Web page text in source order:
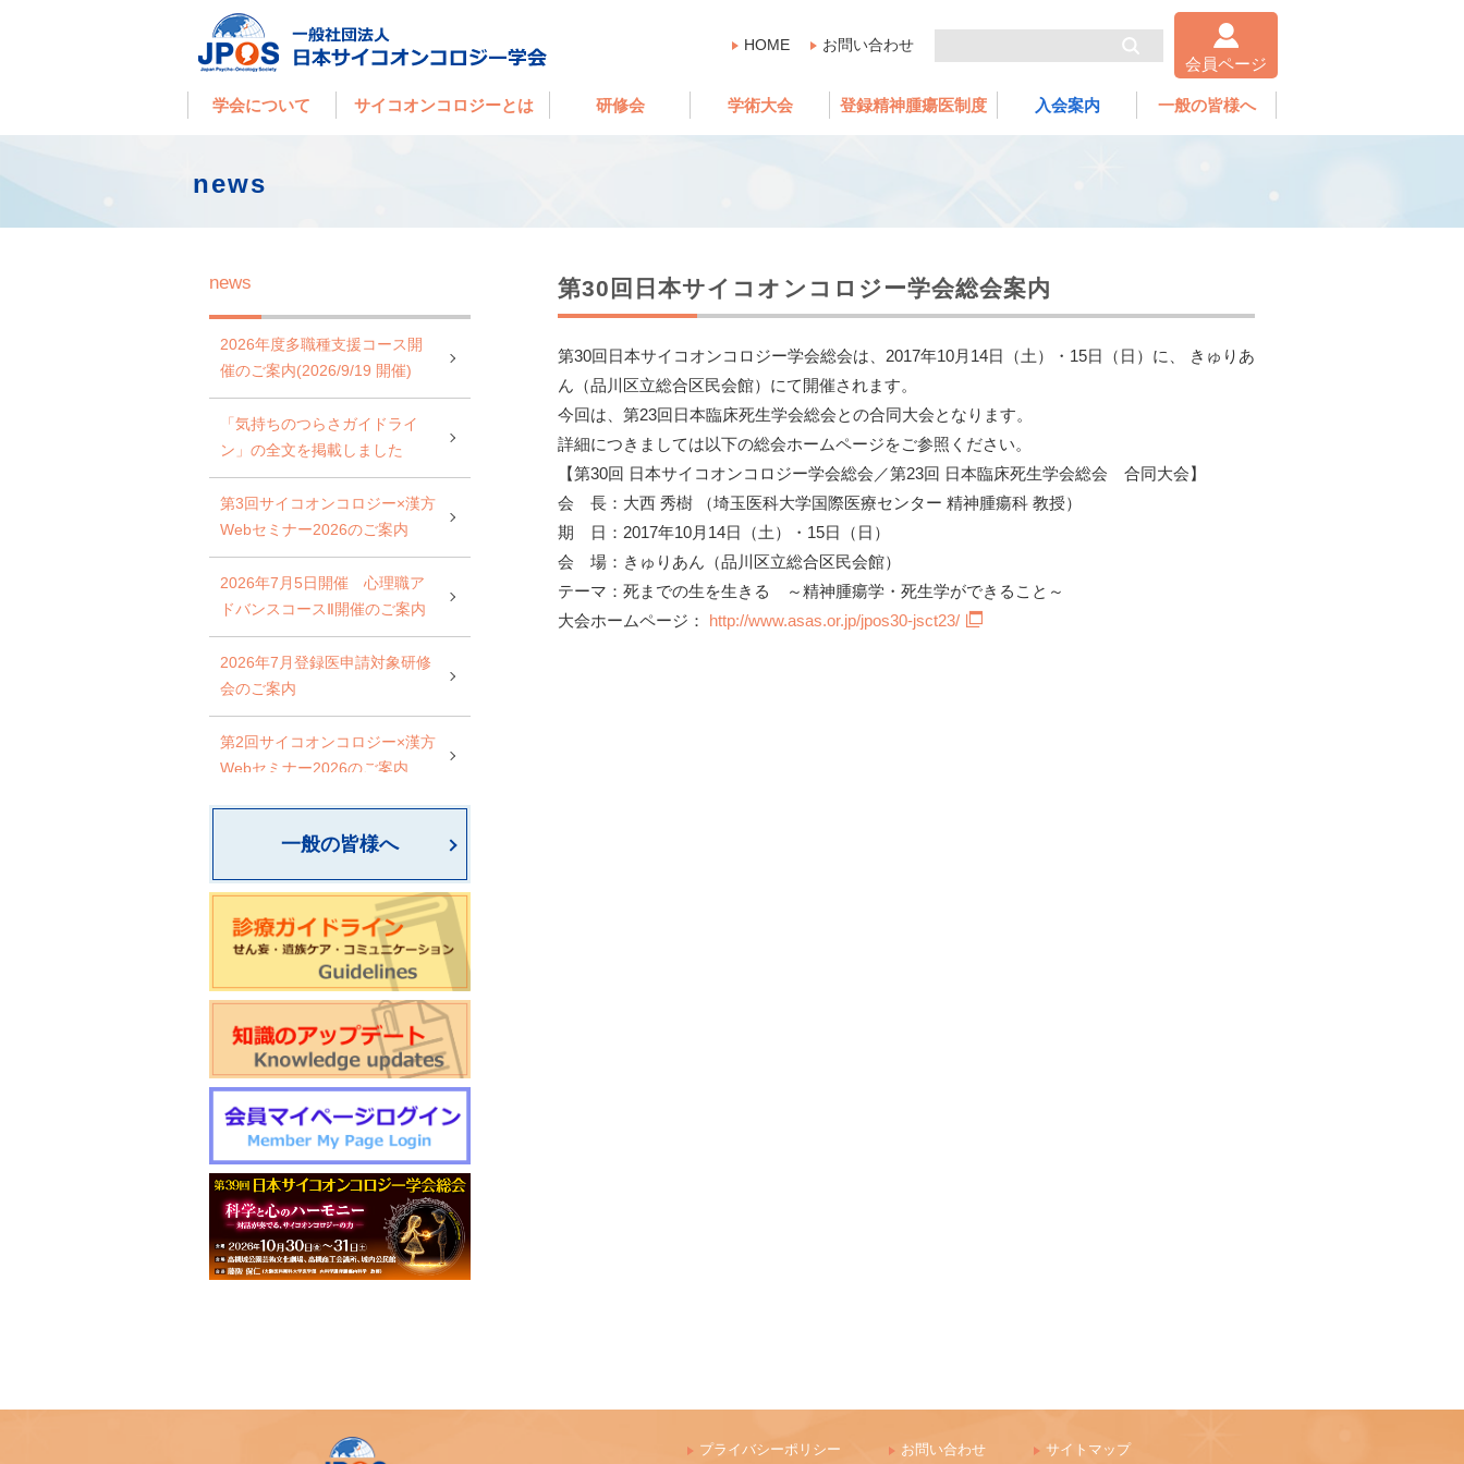
HOME お問い合わせ
会員ページ
学会について サイコオンコロジーとは 研修会 学術大会 登録精神腫瘍医制度 入会案内 一般の皆様へ
news
第30回日本サイコオンコロジー学会総会案内
第30回日本サイコオンコロジー学会総会は、2017年10月14日（土）・15日（日）に、 きゅりあ
ん（品川区立総合区民会館）にて開催されます。
今回は、第23回日本臨床死生学会総会との合同大会となります。
詳細につきましては以下の総会ホームページをご参照ください。
【第30回 日本サイコオンコロジー学会総会／第23回 日本臨床死生学会総会 合同大会】
会 長：大西 秀樹 （埼玉医科大学国際医療センター 精神腫瘍科 教授）
期 日：2017年10月14日（土）・15日（日）
会 場：きゅりあん（品川区立総合区民会館）
テーマ：死までの生を生きる ～精神腫瘍学・死生学ができること～
大会ホームページ： http://www.asas.or.jp/jpos30-jsct23/
news
2026年度多職種支援コース開
催のご案内(2026/9/19 開催)
「気持ちのつらさガイドライ
ン」の全文を掲載しました
第3回サイコオンコロジー×漢方
Webセミナー2026のご案内
2026年7月5日開催 心理職ア
ドバンスコースⅡ開催のご案内
2026年7月登録医申請対象研修
会のご案内
第2回サイコオンコロジー×漢方
Webセミナー2026のご案内
心理職スタンダードコース開催
一般社団法人 AYAがんの医療と
支援のあり方研究会 研修会開
World Psycho-oncology Day特
別企画セミナーのご案内
第4回緩和臨床研究ワークショ
ップのご案内
日本サイコオンコロジー学会
「がん領域における認知行動療
法：基本スキル演習」研修会の
ご案内
一般の皆様へ
プライバシーポリシー お問い合わせ サイトマップ